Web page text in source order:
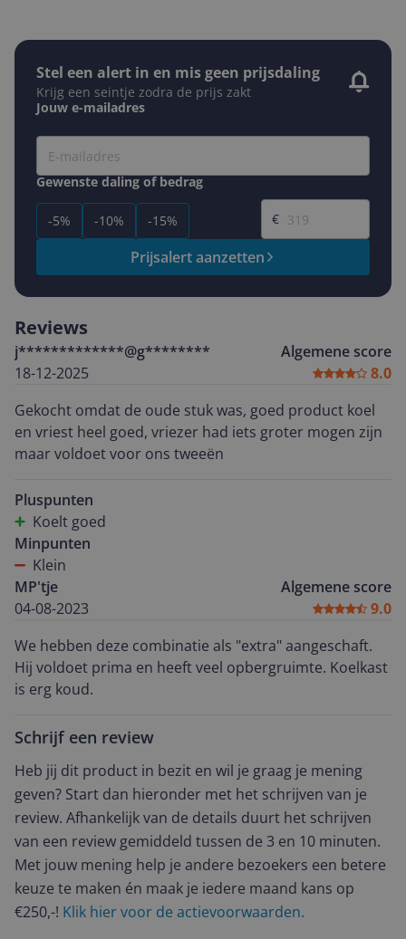
Stel een alert in en mis geen prijsdaling
Krijg een seintje zodra de prijs zakt
Jouw e-mailadres
Gewenste daling of bedrag
-5% -10% -15%
Gewenste prijs
€
Prijsalert aanzetten
Reviews
j*************@g********
18-12-2025
Algemene score
8.0
Gekocht omdat de oude stuk was, goed product koel
en vriest heel goed, vriezer had iets groter mogen zijn
maar voldoet voor ons tweeën
Pluspunten
Koelt goed
Minpunten
Klein
MP'tje
04-08-2023
Algemene score
9.0
We hebben deze combinatie als "extra" aangeschaft.
Hij voldoet prima en heeft veel opbergruimte. Koelkast
is erg koud.
Schrijf een review
Heb jij dit product in bezit en wil je graag je mening
geven? Start dan hieronder met het schrijven van je
review. Afhankelijk van de details duurt het schrijven
van een review gemiddeld tussen de 3 en 10 minuten.
Met jouw mening help je andere bezoekers een betere
keuze te maken én maak je iedere maand kans op
€250,-! Klik hier voor de actievoorwaarden.